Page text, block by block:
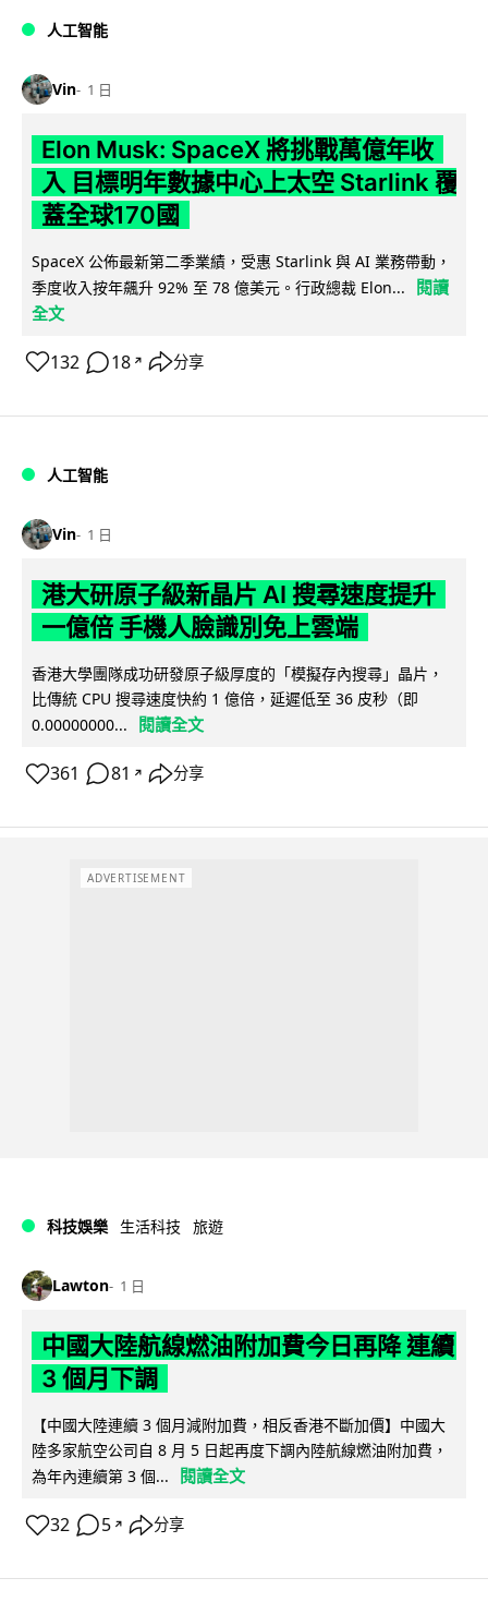
人工智能
Vin 1 日
Elon Musk: SpaceX 將挑戰萬億年收
入 目標明年數據中心上太空 Starlink 覆
蓋全球170國
SpaceX 公佈最新第二季業績，受惠 Starlink 與 AI 業務帶動，
季度收入按年飆升 92% 至 78 億美元。行政總裁 Elon...
閱讀
全文
132 18 ↗ 分享
人工智能
Vin 1 日
港大研原子級新晶片 AI 搜尋速度提升
一億倍 手機人臉識別免上雲端
香港大學團隊成功研發原子級厚度的「模擬存內搜尋」晶片，
比傳統 CPU 搜尋速度快約 1 億倍，延遲低至 36 皮秒（即
0.00000000...
閱讀全文
361 81 ↗ 分享
ADVERTISEMENT
科技娛樂 生活科技 旅遊
Lawton 1 日
中國大陸航線燃油附加費今日再降 連續
3 個月下調
【中國大陸連續 3 個月減附加費，相反香港不斷加價】中國大
陸多家航空公司自 8 月 5 日起再度下調內陸航線燃油附加費，
為年內連續第 3 個...
閱讀全文
32 5 ↗ 分享